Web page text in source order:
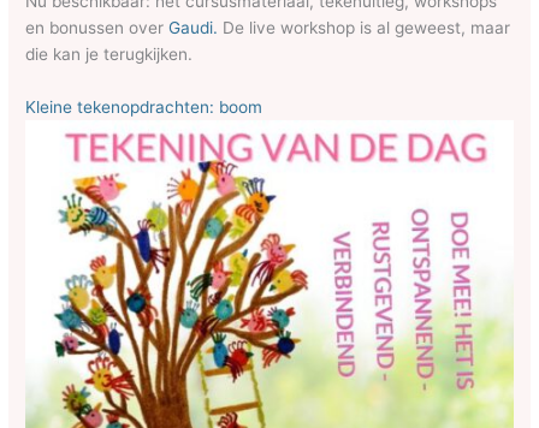
en bonussen overGaudi. De live workshop is al geweest, maar
die kan je terugkijken.
Kleine tekenopdrachten: boom